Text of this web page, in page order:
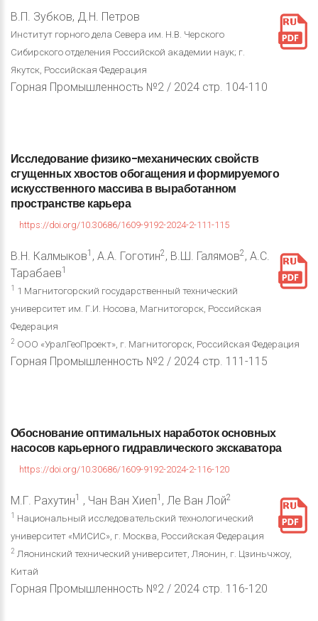
В.П. Зубков, Д.Н. Петров
Институт горного дела Севера им. Н.В. Черского
Сибирского отделения Российской академии наук; г.
Якутск, Российская Федерация
Горная Промышленность №2 / 2024 стр. 104-110
Исследованиефизико-механическихсвойств
сгущенныххвостовобогащения иформируемого
искусственногомассиваввыработанном
пространствекарьера
https://doi.org/10.30686/1609-9192-2024-2-111-115
В.Н. Калмыков1 , А.А. Гоготин2, В.Ш. Галямов2, А.С.
Тарабаев1
1
1 Магнитогорский государственный технический
университет им. Г.И. Носова, Магнитогорск, Российская
Федерация
2 ООО «УралГеоПроект», г. Магнитогорск, Российская Федерация
Горная Промышленность №2 / 2024 стр. 111-115
Обоснованиеоптимальных наработокосновных
насосовкарьерного гидравлическогоэкскаватора
https://doi.org/10.30686/1609-9192-2024-2-116-120
М.Г. Рахутин1 , Чан Ван Хиеп1 , Ле Ван Лой2
1
Национальный исследовательский технологический
университет «МИСИС», г. Москва, Российская Федерация
2 Ляонинский технический университет, Ляонин, г. Цзиньчжоу,
Китай
Горная Промышленность №2 / 2024 стр. 116-120